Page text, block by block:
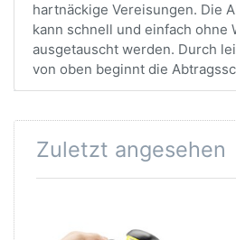
hartnäckige Vereisungen. Die
kann schnell und einfach ohne
ausgetauscht werden. Durch
von oben beginnt die
Zuletzt angesehen